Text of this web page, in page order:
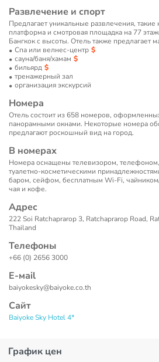
Развлечение и спорт
Предлагает уникальные развлечения,
платформа и смотровая площадка на 77
Бангкок с высоты. Отель также предлагает
Спа или велнес-центр
сауна/баня/хамам
бильярд
тренажерный зал
организация экскурсий
Номера
Отель состоит из 658 номеров,
панорамными окнами. Некоторые номера
предлагают роскошный вид на город.
В номерах
Номера оснащены телевизором,
туалетно-косметическими
баром, сейфом, бесплатным Wi-Fi,
чая и кофе.
Адрес
222 Soi Ratchaprarop 3, Ratchaprarop Road,
Thailand
Телефоны
+66 (0) 2656 3000
Е-маil
baiyokesky@baiyoke.co.th
Сайт
Baiyoke Sky Hotel 4*
График цен